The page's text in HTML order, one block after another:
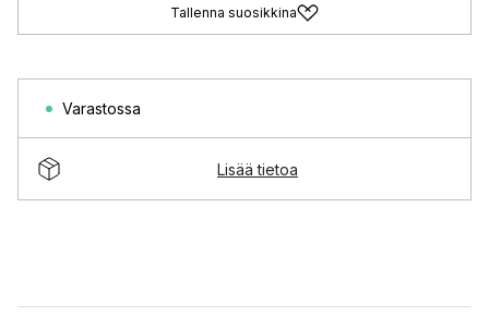
Tallenna suosikkina
Varastossa
Lisää tietoa